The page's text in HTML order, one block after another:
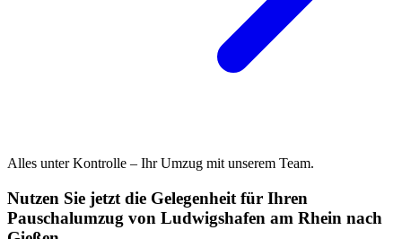
Alles unter Kontrolle – Ihr Umzug mit unserem Team.
Nutzen Sie jetzt die Gelegenheit für Ihren
Pauschalumzug von Ludwigshafen am Rhein nach